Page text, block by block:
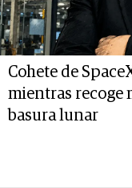
Cohete de
mientras recoge
basura lunar